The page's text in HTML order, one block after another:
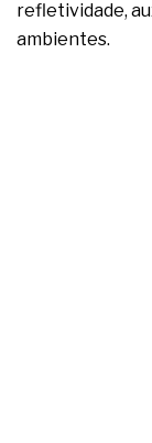
refletividade,
ambientes.